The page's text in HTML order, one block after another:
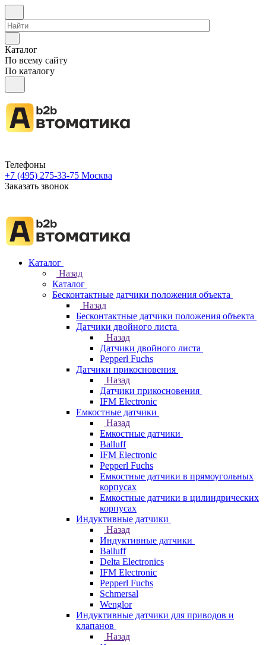
Каталог
По всему сайту
По каталогу
Телефоны
+7 (495) 275-33-75 Москва
Заказать звонок
Каталог
Назад
Каталог
Бесконтактные датчики положения объекта
Назад
Бесконтактные датчики положения объекта
Датчики двойного листа
Назад
Датчики двойного листа
Pepperl Fuchs
Датчики прикосновения
Назад
Датчики прикосновения
IFM Electronic
Емкостные датчики
Назад
Емкостные датчики
Balluff
IFM Electronic
Pepperl Fuchs
Емкостные датчики в прямоугольных
корпусах
Емкостные датчики в цилиндрических
корпусах
Индуктивные датчики
Назад
Индуктивные датчики
Balluff
Delta Electronics
IFM Electronic
Pepperl Fuchs
Schmersal
Wenglor
Индуктивные датчики для приводов и
клапанов
Назад